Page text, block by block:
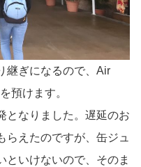
継ぎになるので、Air
預けます。
となりました。遅延のお
らえたのですが、缶ジュ
といけないので、そのま